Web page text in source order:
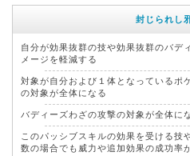
封じられし
自分が効果抜群の技や効果抜群のバデ
メージを軽減する
対象が自分および１体となっているポ
の対象が全体になる
バディーズわざの攻撃の対象が全体に
このパッシブスキルの効果を受ける技
数の場合でも威力や追加効果の成功率